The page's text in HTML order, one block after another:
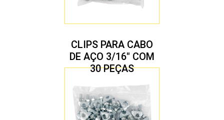
CLIPS PARA CABO
DE AÇO 3/16″ COM
30 PEÇAS